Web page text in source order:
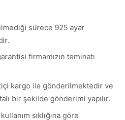
sürece 925 ayar
firmamızın teminatı
kargo ile gönderilmektedir ve
bir şekilde gönderimi yapılır.
sıklığına göre